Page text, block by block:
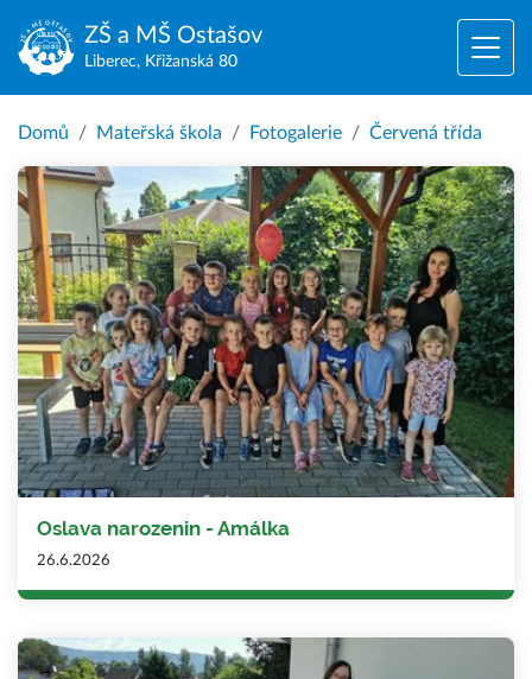
ZŠ a MŠ Ostašov
Liberec, Křižanská 80
Domů Mateřská škola Fotogalerie Červená třída
Oslava narozenin - Amálka
26.6.2026